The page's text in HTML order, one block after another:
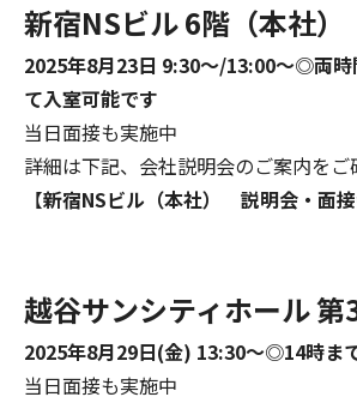
新宿NSビル 6階（本社）
2025年8月23日 9:30～/13:00～◎両
て入室可能です
当日面接も実施中
詳細は下記、会社説明会のご案内をご
【新宿NSビル（本社） 説明会・面接
越谷サンシティホール 第
2025年8月29日(金) 13:30～◎14時ま
当日面接も実施中